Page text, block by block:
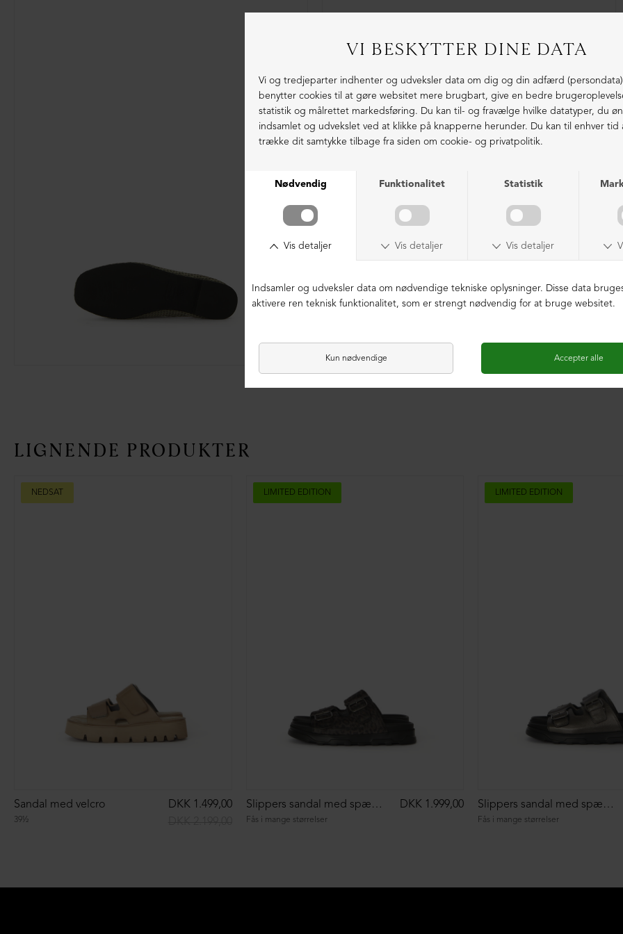
LIGNENDE PRODUKTER
NEDSAT
39½
Sandal med velcro
DKK 1.499,00
LIMITED EDITION
Fås i mange størrelser
Slippers sandal med spænder DKK 1.999,00
LIMITED EDITION
Fås i mange størrelser
Slippers sandal med spænder